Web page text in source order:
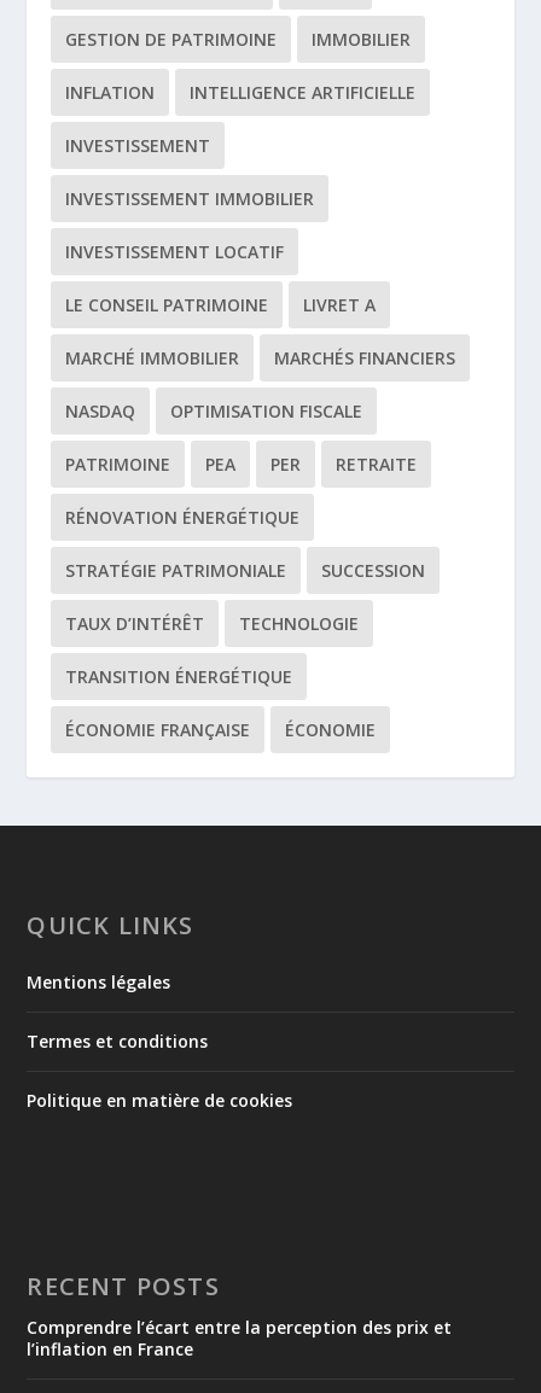
GESTION DE PATRIMOINE IMMOBILIER
INFLATION INTELLIGENCE ARTIFICIELLE
INVESTISSEMENT
INVESTISSEMENT IMMOBILIER
INVESTISSEMENT LOCATIF
LE CONSEIL PATRIMOINE LIVRET A
MARCHÉ IMMOBILIER MARCHÉS FINANCIERS
NASDAQ OPTIMISATION FISCALE
PATRIMOINE PEA PER RETRAITE
RÉNOVATION ÉNERGÉTIQUE
STRATÉGIE PATRIMONIALE SUCCESSION
TAUX D’INTÉRÊT TECHNOLOGIE
TRANSITION ÉNERGÉTIQUE
ÉCONOMIE FRANÇAISE ÉCONOMIE
QUICK LINKS
Mentions légales
Termes et conditions
Politique en matière de cookies
RECENT POSTS
Comprendre l’écart entre la perception des prix et
l’inflation en France